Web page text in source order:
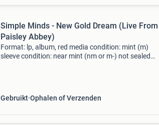
Simple Minds - New Gold Dream (Live From
Paisley Abbey)
Format: lp, album, red media condition: mint (m)
sleeve condition: near mint (nm or m-) not sealed
Gebruikt Ophalen of Verzenden